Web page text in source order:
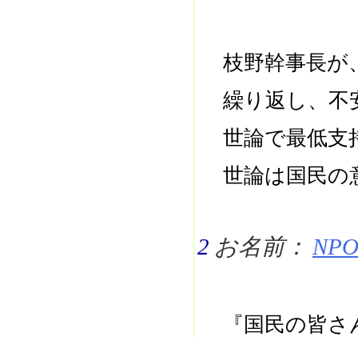
枝野幹事長が
繰り返し、不
世論で最低支
世論は国民
2 お名前：
『国民の皆